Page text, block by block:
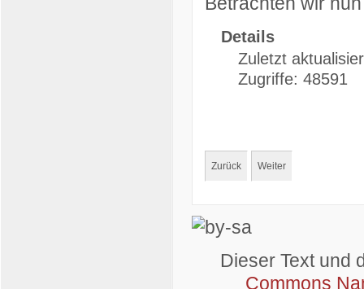
Details
Zuletzt
Zugriffe: 48591
Zurück Weiter
Dieser Text und
Commons